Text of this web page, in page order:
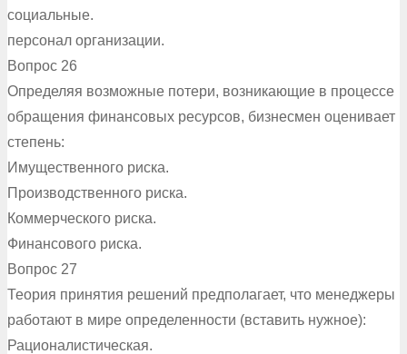
социальные.
персонал организации.
Вопрос 26
Определяя возможные потери, возникающие в процессе
обращения финансовых ресурсов, бизнесмен оценивает
степень:
Имущественного риска.
Производственного риска.
Коммерческого риска.
Финансового риска.
Вопрос 27
Теория принятия решений предполагает, что менеджеры
работают в мире определенности (вставить нужное):
Рационалистическая.